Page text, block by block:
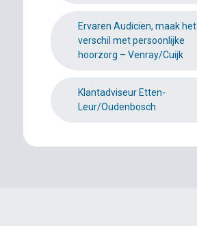
Ervaren Audicien, maak het
verschil met persoonlijke
hoorzorg – Venray/Cuijk
Klantadviseur Etten-
Leur/Oudenbosch